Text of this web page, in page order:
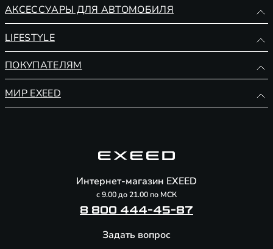
АКСЕССУАРЫ ДЛЯ АВТОМОБИЛЯ
Аккумуляторы
Масла
Автосигнализации и противоугонные системы
Аксессуары
Защита автомобиля
Транспортировка и хранение
LIFESTYLE
Аксессуары
Одежда
ПОКУПАТЕЛЯМ
Как оформить заказ
Доставка
МИР EXEED
Интернет-магазин EXEED
с 9.00 до 21.00 по МСК
8 800 444-45-87
Задать вопрос